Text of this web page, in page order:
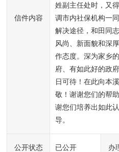
信件内容
姓副主任处时，又
调市内社保机构一
解决途径，和田同
风尚、新面貌和深
作态度。深为家乡
府、有如此好的政
日可待！在此向本
敬！谢谢您们的帮
谢您们培养出如此
导。
公开状态 已公开 办